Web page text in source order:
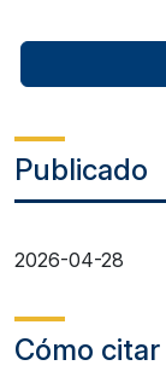
Publicado
2026-04-28
Cómo citar